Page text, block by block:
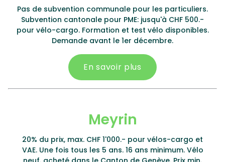
Pas de subvention communale pour les particuliers.
Subvention cantonale pour PME: jusqu'à CHF 500.-
pour vélo-cargo. Formation et test vélo disponibles.
Demande avant le 1er décembre.
En savoir plus
Meyrin
20% du prix, max. CHF 1'000.- pour vélos-cargo et
VAE. Une fois tous les 5 ans. 16 ans minimum. Vélo